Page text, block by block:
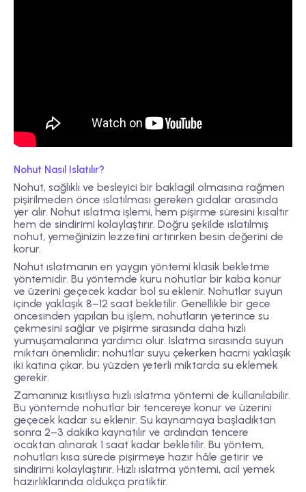
Nohut Nasıl Islatılır?
Nohut, sağlıklı ve besleyici bir baklagil olmasına rağmen
pişirilmeden önce ıslatılması gereken gıdalar arasında
yer alır. Nohut ıslatma işlemi, hem pişirme süresini kısaltır
hem de sindirimi kolaylaştırır. Doğru şekilde ıslatılmış
nohut, yemeğinizin lezzetini artırırken besin değerini de
korur.
Nohut ıslatmanın en yaygın yöntemi klasik bekletme
yöntemidir. Bu yöntemde kuru nohutlar bir kaba konur
ve üzerini geçecek kadar bol su eklenir. Nohutlar suyun
içinde yaklaşık 8–12 saat bekletilir. Genellikle bir gece
öncesinden yapılan bu işlem, nohutların yeterince su
çekmesini sağlar ve pişirme sırasında daha hızlı
yumuşamalarına yardımcı olur. Islatma sırasında suyun
miktarı önemlidir; nohutlar suyu çekerken hacmi yaklaşık
iki katına çıkar, bu yüzden yeterli miktarda su eklemek
gerekir.
Zamanınız kısıtlıysa hızlı ıslatma yöntemi de kullanılabilir.
Bu yöntemde nohutlar bir tencereye konur ve üzerini
geçecek kadar su eklenir. Su kaynamaya başladıktan
sonra 2–3 dakika kaynatılır ve ardından tencere
ocaktan alınarak 1 saat kadar bekletilir. Bu yöntem,
nohutları kısa sürede pişirmeye hazır hâle getirir ve
sindirimi kolaylaştırır. Hızlı ıslatma yöntemi, acil yemek
hazırlıklarında oldukça pratiktir.